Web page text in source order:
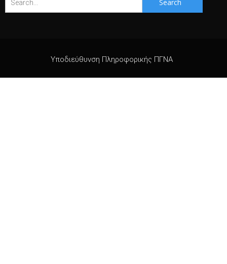
for:
Υποδιεύθυνση Πληροφορικής ΠΓΝΑ